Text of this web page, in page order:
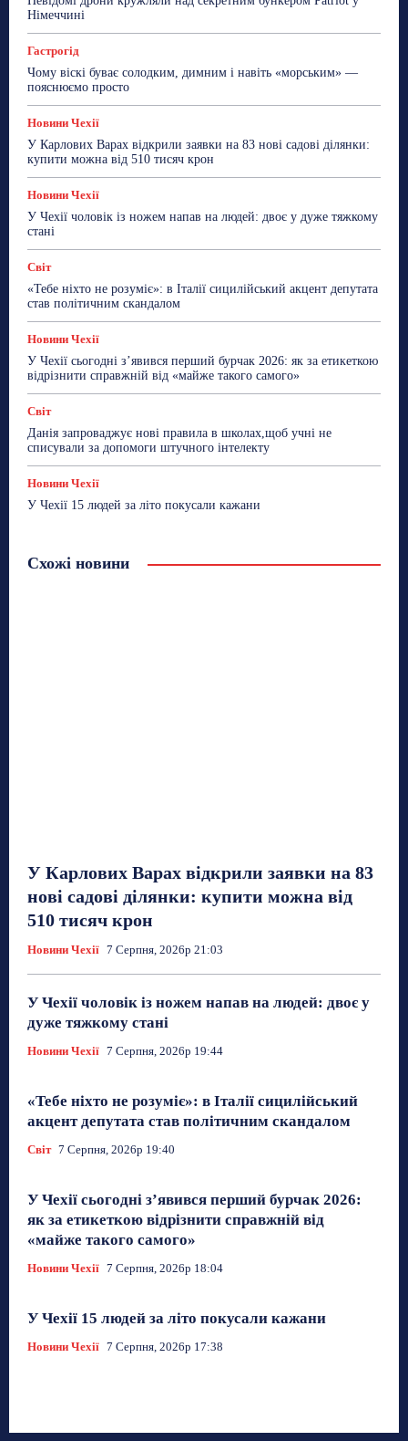
ТехноМанія
Топ-новини Фоторепортаж
Німеччині
Гастрогід
Чому віскі буває солодким, димним і навіть «морським» —
пояснюємо просто
Новини Чехії
У Карлових Варах відкрили заявки на 83 нові садові ділянки:
купити можна від 510 тисяч крон
Новини Чехії
У Чехії чоловік із ножем напав на людей: двоє у дуже тяжкому
стані
Світ
«Тебе ніхто не розуміє»: в Італії сицилійський акцент депутата
став політичним скандалом
Новини Чехії
У Чехії сьогодні з’явився перший бурчак 2026: як за етикеткою
відрізнити справжній від «майже такого самого»
Світ
Данія запроваджує нові правила в школах,щоб учні не
списували за допомоги штучного інтелекту
Новини Чехії
У Чехії 15 людей за літо покусали кажани
Схожі новини
У Карлових Варах відкрили заявки на 83
нові садові ділянки: купити можна від
510 тисяч крон
Новини Чехії 7 Серпня, 2026р 21:03
У Чехії чоловік із ножем напав на людей: двоє у
дуже тяжкому стані
Новини Чехії 7 Серпня, 2026р 19:44
«Тебе ніхто не розуміє»: в Італії сицилійський
акцент депутата став політичним скандалом
Світ 7 Серпня, 2026р 19:40
У Чехії сьогодні з’явився перший бурчак 2026:
як за етикеткою відрізнити справжній від
«майже такого самого»
Новини Чехії 7 Серпня, 2026р 18:04
У Чехії 15 людей за літо покусали кажани
Новини Чехії 7 Серпня, 2026р 17:38